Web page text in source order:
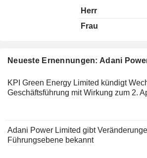
Neueste Ernennungen: Adani
KPI Green Energy Limited kündigt
Geschäftsführung mit Wirkung zum 2.
Adani Power Limited gibt
Führungsebene bekannt
Herr
Frau